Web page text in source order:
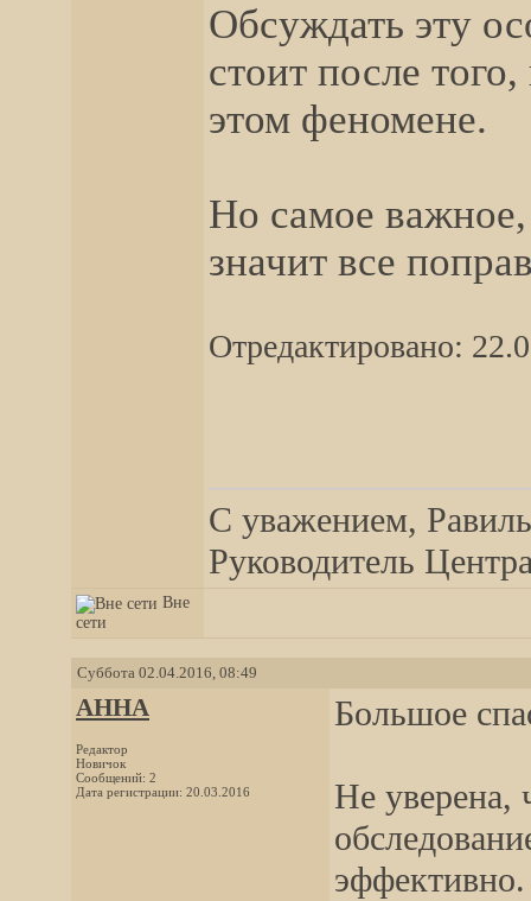
Обсуждать эту
стоит после
этом феномене.
Но самое
значит все
Отредактировано:
С уважением,
Руководитель
Вне
сети
Суббота 02.04.2016, 08:49
АННА
Редактор
Новичок
Сообщений: 2
Дата регистрации: 20.03.2016
Большое
Не уверена,
эффективно.